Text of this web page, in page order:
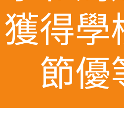
獲得學
節優